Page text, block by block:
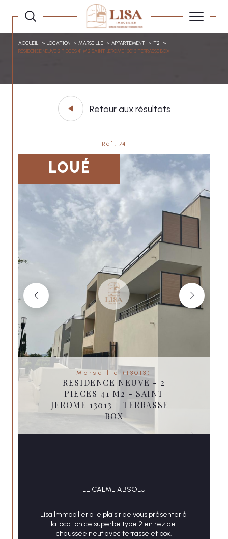
ACCUEIL LOCATION MARSEILLE APPARTEMENT
T2
RESIDENCE NEUVE 2 PIECES 41 M2 SAINT JEROME 13013 TERRASSE BOX
Retour aux résultats
Réf : 74
LOUÉ
Marseille (13013)
RESIDENCE NEUVE - 2
PIECES 41 M2 - SAINT
JEROME 13013 - TERRASSE +
BOX
LE CALME ABSOLU
Lisa Immobilier a le plaisir de vous présenter à
la location ce superbe type 2 en rez de
chaussée neuf avec terrasse et box.